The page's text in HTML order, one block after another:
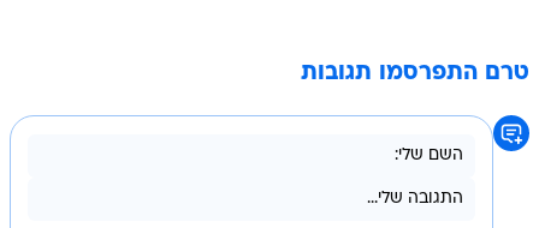
טרם התפרסמו תגובות